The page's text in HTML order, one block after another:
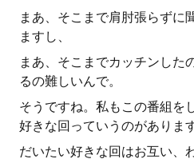
まあ、そこまで肩肘張らずに
ますし、
まあ、そこまでカッチンした
るの難しいんで。
そうですね。私もこの番組を
好きな回っていうのがありま
だいたい好きな回はお互い、